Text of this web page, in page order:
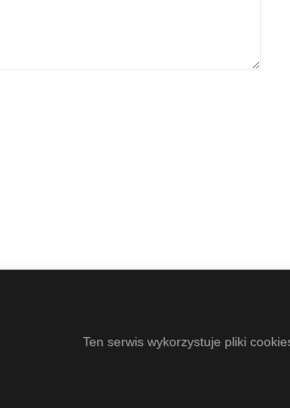
Ten serwis wykorzystuje pliki